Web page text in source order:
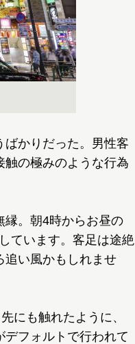
かりだった。男性客
の極みのような行為
縁。朝4時からお昼の
ています。客足は途絶
追い風かもしれませ
にも触れたように、
フォルトで行われて